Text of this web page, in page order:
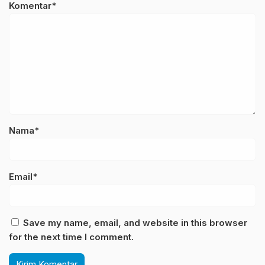
Komentar*
Nama*
Email*
Save my name, email, and website in this browser
for the next time I comment.